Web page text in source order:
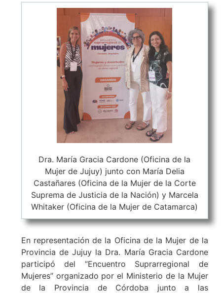
Dra. María Gracia Cardone (Oficina de la
Mujer de Jujuy) junto con María Delia
Castañares (Oficina de la Mujer de la Corte
Suprema de Justicia de la Nación) y Marcela
Whitaker (Oficina de la Mujer de Catamarca)
En representación de la Oficina de la Mujer de la
Provincia de Jujuy la Dra. María Gracia Cardone
participó del “Encuentro Suprarregional de
Mujeres” organizado por el Ministerio de la Mujer
de la Provincia de Córdoba junto a las